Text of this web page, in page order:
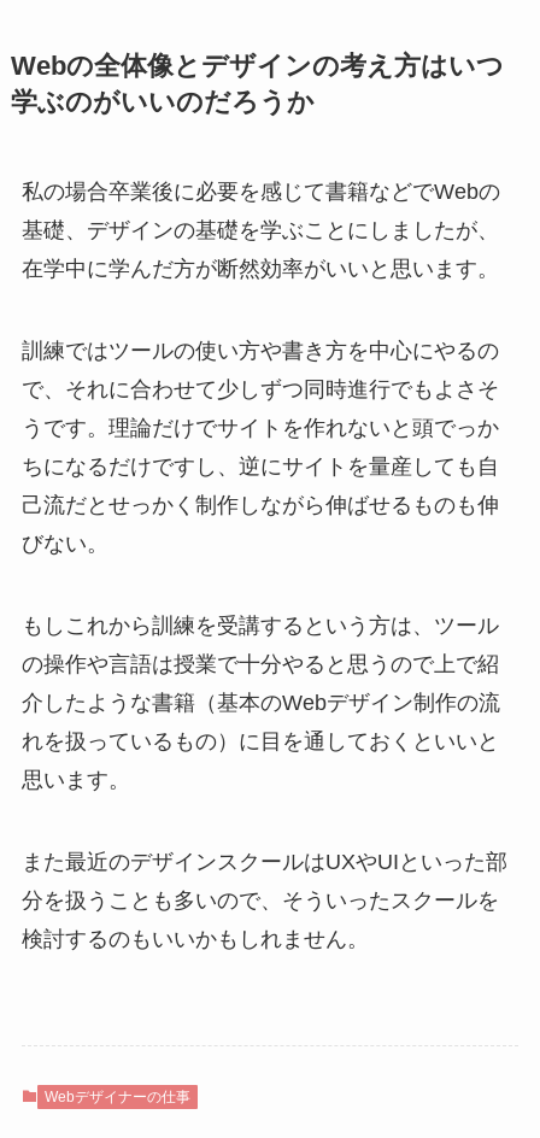
Webの全体像とデザインの考え方はいつ
学ぶのがいいのだろうか
私の場合卒業後に必要を感じて書籍などでWebの
基礎、デザインの基礎を学ぶことにしましたが、
在学中に学んだ方が断然効率がいいと思います。
訓練ではツールの使い方や書き方を中心にやるの
で、それに合わせて少しずつ同時進行でもよさそ
うです。理論だけでサイトを作れないと頭でっか
ちになるだけですし、逆にサイトを量産しても自
己流だとせっかく制作しながら伸ばせるものも伸
びない。
もしこれから訓練を受講するという方は、ツール
の操作や言語は授業で十分やると思うので上で紹
介したような書籍（基本のWebデザイン制作の流
れを扱っているもの）に目を通しておくといいと
思います。
また最近のデザインスクールはUXやUIといった部
分を扱うことも多いので、そういったスクールを
検討するのもいいかもしれません。
Webデザイナーの仕事